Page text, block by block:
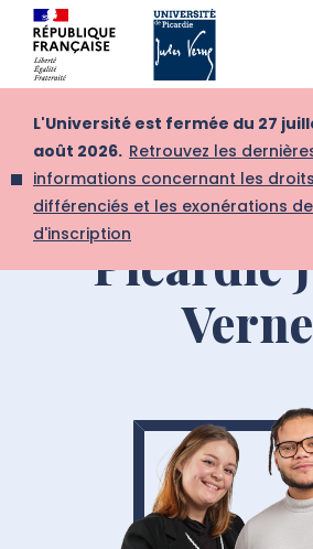
Aller à l’entête de page
Aller au menu principale
Aller au contenu principal
Aller à la recherche
Passer aux cookies
Aller au pied de page
L'Université est fermée du 27
août 2026. Retrouvez les
informations concernant les droits
différenciés et les exonérations
d'inscription
Osons l'avenir
Picardie
Verne